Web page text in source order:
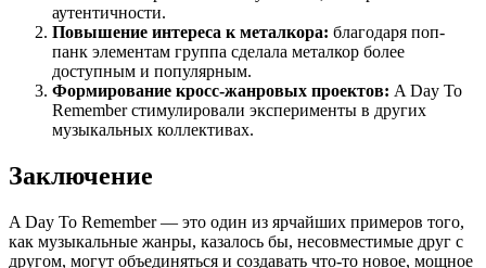
аутентичности.
Повышение интереса к металкора: благодаря поп-
панк элементам группа сделала металкор более
доступным и популярным.
Формирование кросс-жанровых проектов: A Day To
Remember стимулировали эксперименты в других
музыкальных коллективах.
Заключение
A Day To Remember — это один из ярчайших примеров того,
как музыкальные жанры, казалось бы, несовместимые друг с
другом, могут объединяться и создавать что-то новое, мощное